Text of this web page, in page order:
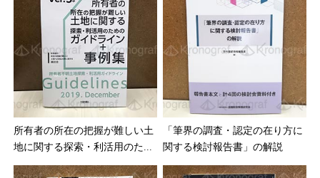
所有者の所在の把握が難しい土
地に関する探索・利活用のた...
「筆界の調査・認定の在り方に
関する検討報告書」の解説